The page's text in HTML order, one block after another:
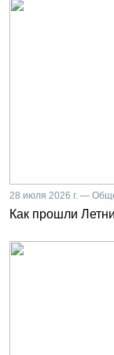
28 июля 2026 г. —
Как прошли